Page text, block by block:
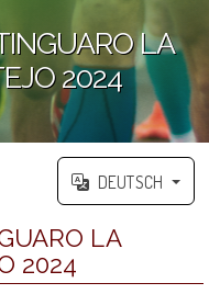
LA
2024
DEUTSCH
LA
2024